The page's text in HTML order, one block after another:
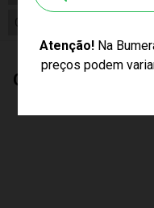
Atenção!Na
preços podem
Cor Produto
Quem Comprou,